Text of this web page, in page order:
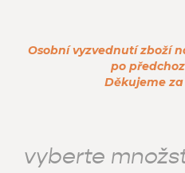
Osobní vyzvednutí zboží
po
Děkujeme
vyberte